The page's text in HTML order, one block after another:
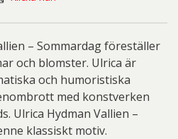
– Sommardag föreställer
och blomster. Ulrica är
och humoristiska
med konstverken
Ulrica Hydman Vallien –
klassiskt motiv.